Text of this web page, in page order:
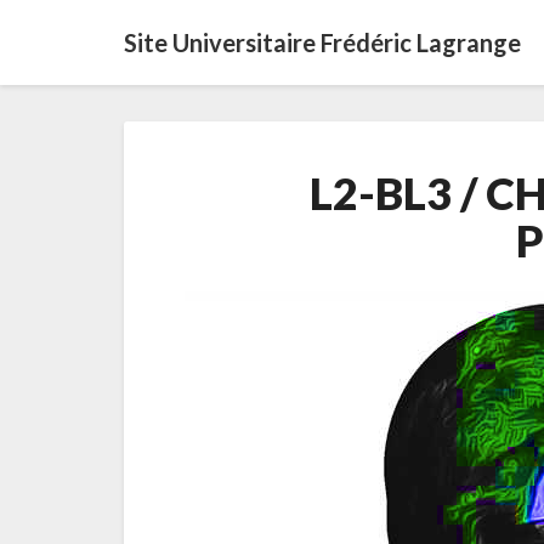
Site Universitaire Frédéric Lagrange
L2-BL3 /